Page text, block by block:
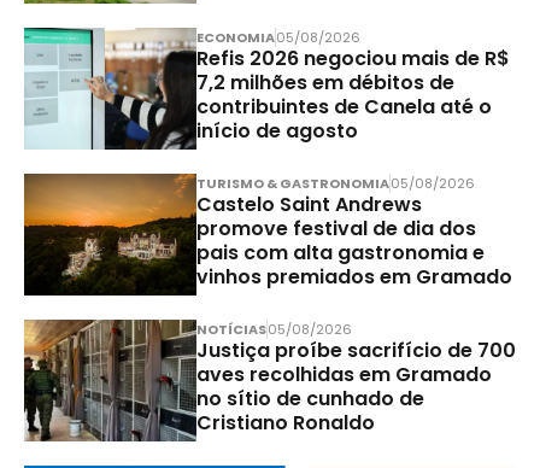
ECONOMIA05/08/2026
Refis 2026 negociou mais de R$
7,2 milhões em débitos de
contribuintes de Canela até o
início de agosto
TURISMO & GASTRONOMIA05/08/2026
Castelo Saint Andrews
promove festival de dia dos
pais com alta gastronomia e
vinhos premiados em Gramado
NOTÍCIAS05/08/2026
Justiça proíbe sacrifício de 700
aves recolhidas em Gramado
no sítio de cunhado de
Cristiano Ronaldo